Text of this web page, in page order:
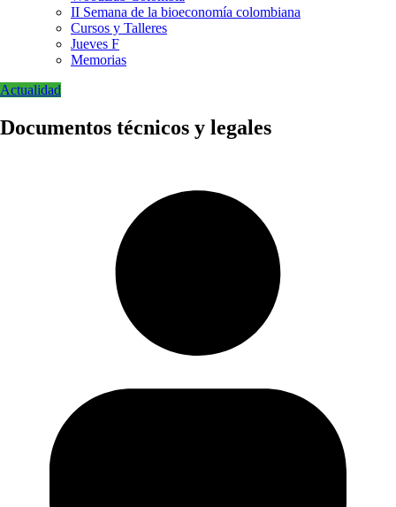
II Semana de la bioeconomía colombiana
Cursos y Talleres
Jueves F
Memorias
Actualidad
Documentos técnicos y legales